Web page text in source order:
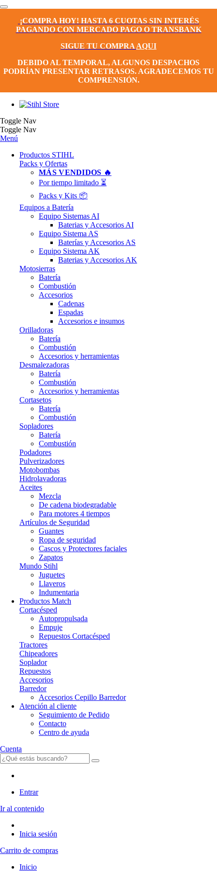
¡COMPRA HOY! HASTA 6 CUOTAS SIN INTERÉS
PAGANDO CON MERCADO PAGO O TRANSBANK
SIGUE TU COMPRA AQUI
DEBIDO AL TEMPORAL, ALGUNOS DESPACHOS
PODRÍAN PRESENTAR RETRASOS. AGRADECEMOS TU
COMPRENSIÓN.
Toggle Nav
Toggle Nav
Menú
Productos STIHL
Packs y Ofertas
MÁS VENDIDOS 🔥
Por tiempo limitado ⏳
Packs y Kits 📦
Equipos a Batería
Equipo Sistemas AI
Baterias y Accesorios AI
Equipo Sistema AS
Baterías y Accesorios AS
Equipo Sistema AK
Baterias y Accesorios AK
Motosierras
Batería
Combustión
Accesorios
Cadenas
Espadas
Accesorios e insumos
Orilladoras
Batería
Combustión
Accesorios y herramientas
Desmalezadoras
Batería
Combustión
Accesorios y herramientas
Cortasetos
Batería
Combustión
Sopladores
Batería
Combustión
Podadores
Pulverizadores
Motobombas
Hidrolavadoras
Aceites
Mezcla
De cadena biodegradable
Para motores 4 tiempos
Artículos de Seguridad
Guantes
Ropa de seguridad
Cascos y Protectores faciales
Zapatos
Mundo Stihl
Juguetes
Llaveros
Indumentaria
Productos Match
Cortacésped
Autopropulsada
Empuje
Repuestos Cortacésped
Tractores
Chipeadores
Soplador
Repuestos
Accesorios
Barredor
Accesorios Cepillo Barredor
Atención al cliente
Seguimiento de Pedido
Contacto
Centro de ayuda
Cuenta
Entrar
Ir al contenido
Inicia sesión
Carrito de compras
Inicio